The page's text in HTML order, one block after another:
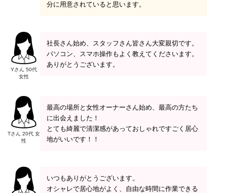
分に用意されていると思います。
Yさん 50代
女性
社長さん始め、スタッフさん皆さん大変親切です。
パソコン、スマホ操作もよく教えてくださいます。
ありがとうございます。
Tさん 20代 女
性
最高の場所と女性オーナーさん始め、最高の方たち
に出会えました！
とても綺麗で清潔感があっておしゃれですごく居心
地がいいです！！
いつもありがとうございます。
オシャレで居心地がよく、自由な時間に作業できる